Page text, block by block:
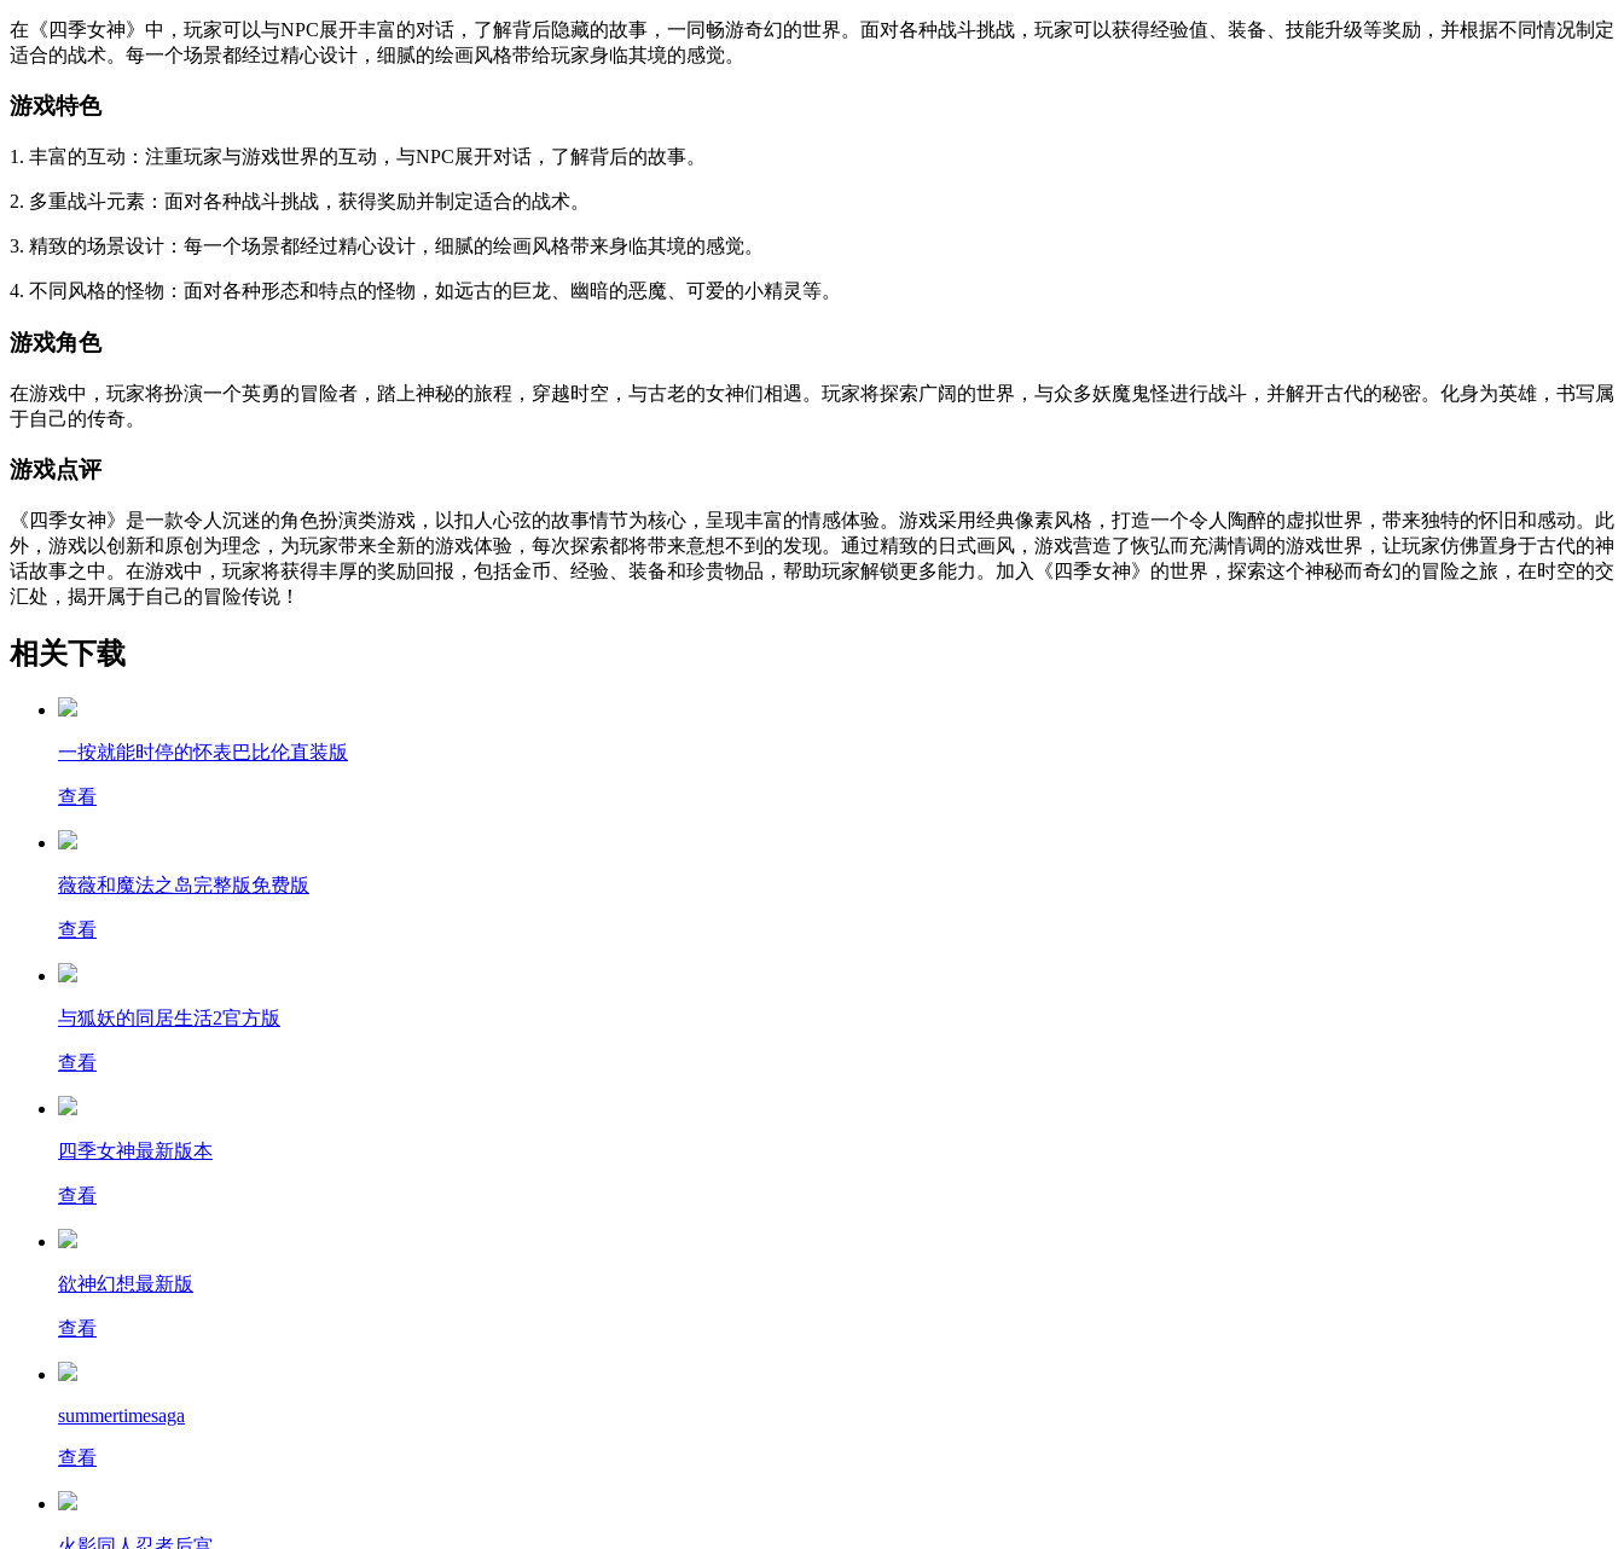
在《四季女神》中，玩家可以与NPC展开丰富的对话，了解背后隐藏的故事，一同畅游奇幻的世界。面对各种战斗挑战，玩家可以获得经验值、装备、技能升级等奖励，并根据不同情况制定
适合的战术。每一个场景都经过精心设计，细腻的绘画风格带给玩家身临其境的感觉。
游戏特色
1. 丰富的互动：注重玩家与游戏世界的互动，与NPC展开对话，了解背后的故事。
2. 多重战斗元素：面对各种战斗挑战，获得奖励并制定适合的战术。
3. 精致的场景设计：每一个场景都经过精心设计，细腻的绘画风格带来身临其境的感觉。
4. 不同风格的怪物：面对各种形态和特点的怪物，如远古的巨龙、幽暗的恶魔、可爱的小精灵等。
游戏角色
在游戏中，玩家将扮演一个英勇的冒险者，踏上神秘的旅程，穿越时空，与古老的女神们相遇。玩家将探索广阔的世界，与众多妖魔鬼怪进行战斗，并解开古代的秘密。化身为英雄，书写属
于自己的传奇。
游戏点评
《四季女神》是一款令人沉迷的角色扮演类游戏，以扣人心弦的故事情节为核心，呈现丰富的情感体验。游戏采用经典像素风格，打造一个令人陶醉的虚拟世界，带来独特的怀旧和感动。此
外，游戏以创新和原创为理念，为玩家带来全新的游戏体验，每次探索都将带来意想不到的发现。通过精致的日式画风，游戏营造了恢弘而充满情调的游戏世界，让玩家仿佛置身于古代的神
话故事之中。在游戏中，玩家将获得丰厚的奖励回报，包括金币、经验、装备和珍贵物品，帮助玩家解锁更多能力。加入《四季女神》的世界，探索这个神秘而奇幻的冒险之旅，在时空的交
汇处，揭开属于自己的冒险传说！
相关下载
一按就能时停的怀表巴比伦直装版
查看
薇薇和魔法之岛完整版免费版
查看
与狐妖的同居生活2官方版
查看
四季女神最新版本
查看
欲神幻想最新版
查看
summertimesaga
查看